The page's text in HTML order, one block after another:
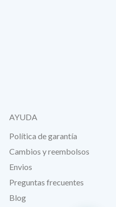
AYUDA
Política de garantía
Cambios y reembolsos
Envios
Preguntas frecuentes
Blog